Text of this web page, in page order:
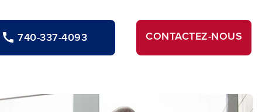
740-337-4093 CONTACTEZ-NOUS